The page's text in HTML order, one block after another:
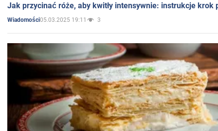
Jak przycinać róże, aby kwitły intensywnie: instrukcje krok
Wiadomości05.03.2025 19:11 3